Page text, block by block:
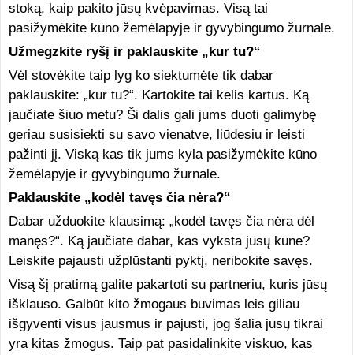
stoką, kaip pakito jūsų kvėpavimas. Visą tai
pasižymėkite kūno žemėlapyje ir gyvybingumo žurnale.
Užmegzkite ryšį ir paklauskite „kur tu?“
Vėl stovėkite taip lyg ko siektumėte tik dabar
paklauskite: „kur tu?“. Kartokite tai kelis kartus. Ką
jaučiate šiuo metu? Ši dalis gali jums duoti galimybę
geriau susisiekti su savo vienatve, liūdesiu ir leisti
pažinti jį. Viską kas tik jums kyla pasižymėkite kūno
žemėlapyje ir gyvybingumo žurnale.
Paklauskite „kodėl tavęs čia nėra?“
Dabar užduokite klausimą: „kodėl tavęs čia nėra dėl
manęs?“. Ką jaučiate dabar, kas vyksta jūsų kūne?
Leiskite pajausti užplūstanti pyktį, neribokite savęs.
Visą šį pratimą galite pakartoti su partneriu, kuris jūsų
išklauso. Galbūt kito žmogaus buvimas leis giliau
išgyventi visus jausmus ir pajusti, jog šalia jūsų tikrai
yra kitas žmogus. Taip pat pasidalinkite viskuo, kas